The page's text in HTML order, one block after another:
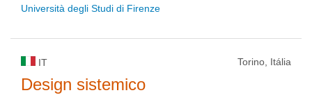
Università degli Studi di Firenze
IT Torino, Itália
Design sistemico